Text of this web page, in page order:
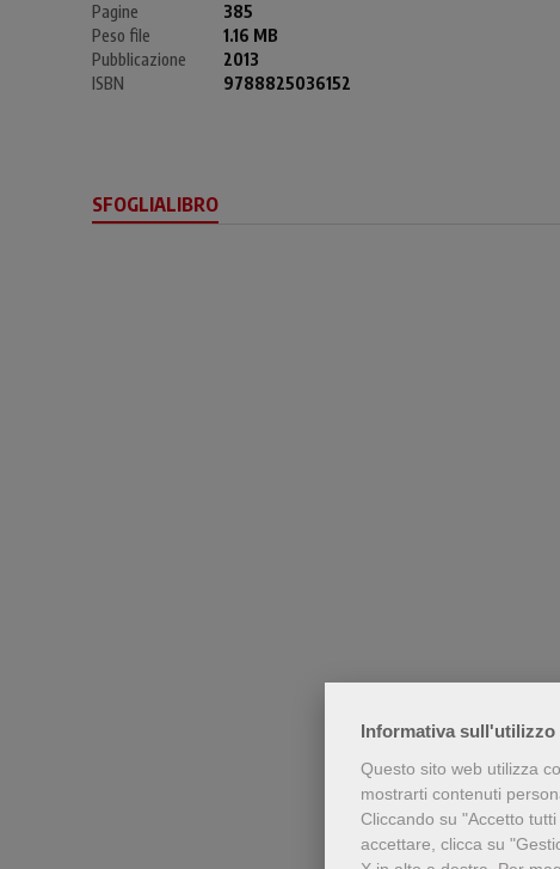
Informativa sull'utilizzo
Questo sito web utilizza
mostrarti contenuti
Cliccando su "Accetto
accettare, clicca su
Pagine
385
Peso file
1.16 MB
Pubblicazione
2013
ISBN
9788825036152
SFOGLIALIBRO